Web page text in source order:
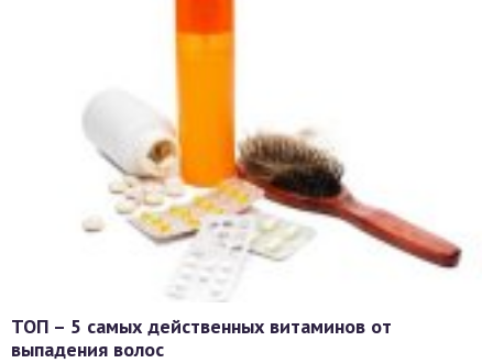
ТОП – 5 самых действенных витаминов от
выпадения волос